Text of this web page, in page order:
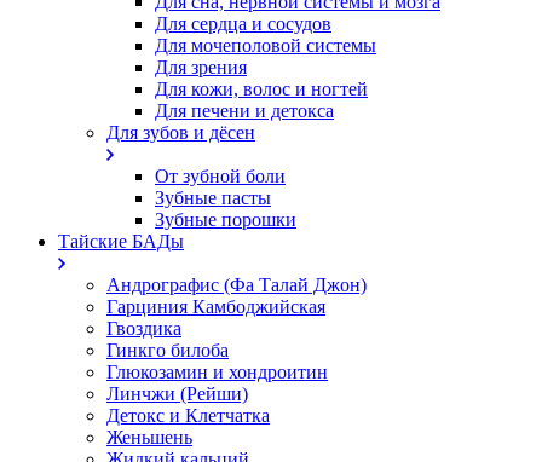
Для сердца и сосудов
Для мочеполовой системы
Для зрения
Для кожи, волос и ногтей
Для печени и детокса
Для зубов и дёсен
От зубной боли
Зубные пасты
Зубные порошки
Тайские БАДы
Андрографис (Фа Талай Джон)
Гарциния Камбоджийская
Гвоздика
Гинкго билоба
Глюкозамин и хондроитин
Линчжи (Рейши)
Детокс и Клетчатка
Женьшень